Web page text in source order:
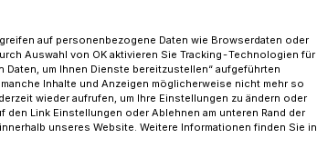
nie im Rhein-Kreis Neuss
auf personenbezogene Daten wie Browserdaten oder
Auswahl von OK aktivieren Sie Tracking-Technologien für
Daten, um Ihnen Dienste bereitzustellen“ aufgeführten
Inhalte und Anzeigen möglicherweise nicht mehr so
wieder aufrufen, um Ihre Einstellungen zu ändern oder
den Link Einstellungen oder Ablehnen am unteren Rand der
unseres Website. Weitere Informationen finden Sie in